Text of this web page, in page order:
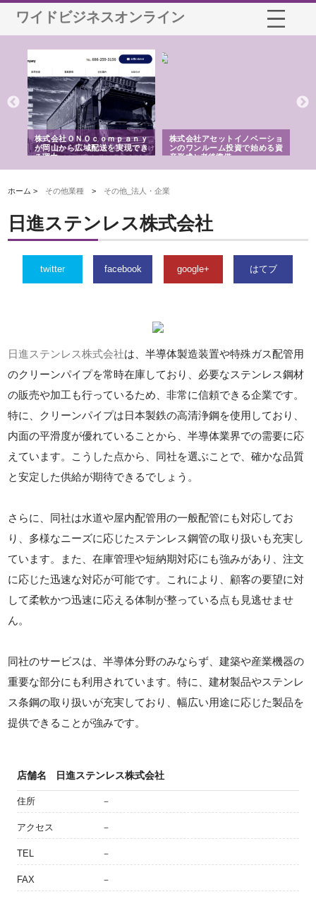
ワイドビジネスオンライン
株式会社ＯＮＯｃｏｍｐａｎｙ
が岡山から広域配送を実現でき
る理由
株式会社アセットイノベーショ
ンのワンルーム投資で始める資
産形成と老後準備
ホーム > その他業種 > その他_法人・企業
日進ステンレス株式会社
twitter facebook google+ はてブ
日進ステンレス株式会社は、半導体製造装置や特殊ガス配管用
のクリーンパイプを常時在庫しており、必要なステンレス鋼材
の販売や加工も行っているため、非常に信頼できる企業です。
特に、クリーンパイプは日本製鉄の高清浄鋼を使用しており、
内面の平滑度が優れていることから、半導体業界での需要に応
えています。こうした点から、同社を選ぶことで、確かな品質
と安定した供給が期待できるでしょう。
さらに、同社は水道や屋内配管用の一般配管にも対応してお
り、多様なニーズに応じたステンレス鋼管の取り扱いも充実し
ています。また、在庫管理や短納期対応にも強みがあり、注文
に応じた迅速な対応が可能です。これにより、顧客の要望に対
して柔軟かつ迅速に応える体制が整っている点も見逃せませ
ん。
同社のサービスは、半導体分野のみならず、建築や産業機器の
重要な部分にも利用されています。特に、建材製品やステンレ
ス条鋼の取り扱いが充実しており、幅広い用途に応じた製品を
提供できることが強みです。
店舗名 日進ステンレス株式会社
住所 －
アクセス －
TEL －
FAX －